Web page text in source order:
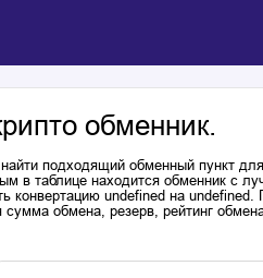
обменник.
подходящий обменный пункт
в таблице находится обменник с
undefined на undefined.
обмена, резерв, рейтинг